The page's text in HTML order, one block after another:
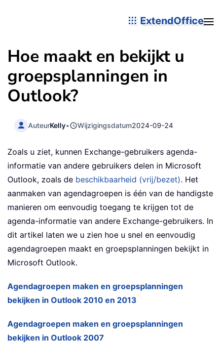
ExtendOffice
Hoe maakt en bekijkt u
groepsplanningen in
Outlook?
AuteurKelly• Wijzigingsdatum2024-09-24
Zoals u ziet, kunnen Exchange-gebruikers agenda-
informatie van andere gebruikers delen in Microsoft
Outlook, zoals de beschikbaarheid (vrij/bezet). Het
aanmaken van agendagroepen is één van de handigste
manieren om eenvoudig toegang te krijgen tot de
agenda-informatie van andere Exchange-gebruikers. In
dit artikel laten we u zien hoe u snel en eenvoudig
agendagroepen maakt en groepsplanningen bekijkt in
Microsoft Outlook.
Agendagroepen maken en groepsplanningen
bekijken in Outlook 2010 en 2013
Agendagroepen maken en groepsplanningen
bekijken in Outlook 2007